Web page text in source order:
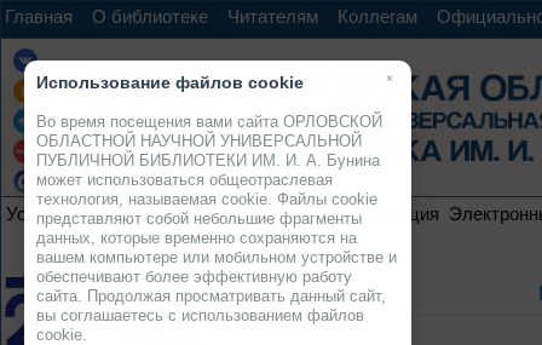
Главная О библиотеке Читателям Коллегам
Услуги Ресурсы Проекты Электронная коллекция
×
Использование файлов cookie
Во время посещения вами сайта ОРЛОВСКОЙ
ОБЛАСТНОЙ НАУЧНОЙ УНИВЕРСАЛЬНОЙ
ПУБЛИЧНОЙ БИБЛИОТЕКИ ИМ. И. А. Бунина
может использоваться общеотраслевая
технология, называемая cookie. Файлы cookie
представляют собой небольшие фрагменты
данных, которые временно сохраняются на
вашем компьютере или мобильном устройстве и
обеспечивают более эффективную работу
сайта. Продолжая просматривать данный сайт,
вы соглашаетесь с использованием файлов
cookie.